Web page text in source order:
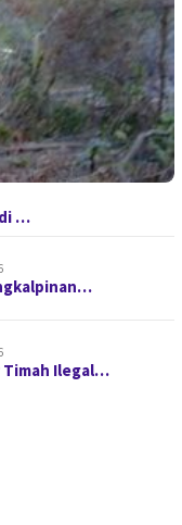
…
Timah Ilegal…